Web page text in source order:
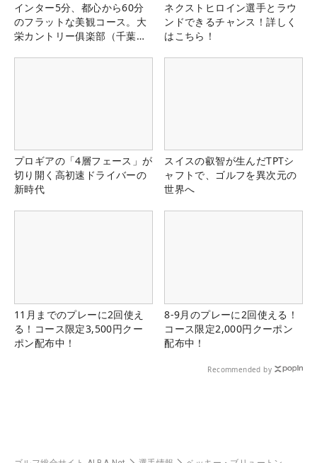
インター5分、都心から60分
のフラットな美観コース。大
栄カントリー俱楽部（千葉
ネクストヒロイン選手とラウ
ンドできるチャンス！詳しく
はこちら！
プロギアの「4層フェース」が
切り開く高初速ドライバーの
新時代
スイスの叡智が生んだTPTシ
ャフトで、ゴルフを異次元の
世界へ
11月までのプレーに2回使え
る！コース限定3,500円クー
ポン配布中！
8-9月のプレーに2回使える！
コース限定2,000円クーポン
配布中！
Recommended by